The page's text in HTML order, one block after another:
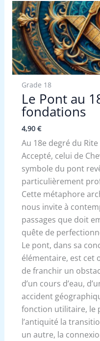
Grade 18
Le Pont au
fondations
4,90 €
Au 18e degré du
Accepté, celui de
symbole du pont
particulièrement
Cette métaphore
nous invite à
passages que doit
quête de
Le pont, dans sa
élémentaire, est cet
de franchir un
d’un cours d’eau,
accident
fonction utilitaire, le
l’antiquité la
un autre, la